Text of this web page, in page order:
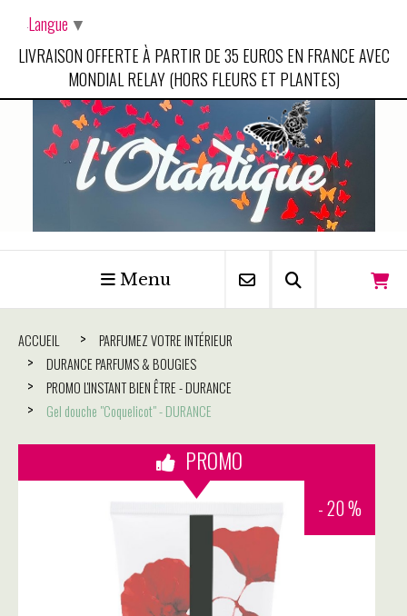
LIVRAISON OFFERTE À PARTIR DE 35 EUROS EN FRANCE AVEC
MONDIAL RELAY (HORS FLEURS ET PLANTES)
Menu
ACCUEIL
PARFUMEZ VOTRE INTÉRIEUR
DURANCE PARFUMS & BOUGIES
PROMO L'INSTANT BIEN ÊTRE - DURANCE
Gel douche "Coquelicot" - DURANCE
PROMO
- 20 %
Langue ▼